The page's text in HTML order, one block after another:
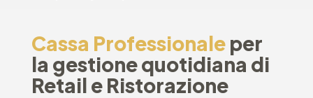
Cassa Professionale per
la gestione quotidiana di
Retail e Ristorazione